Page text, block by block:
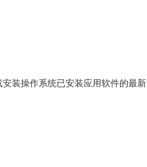
装操作系统已安装应用软件的最新